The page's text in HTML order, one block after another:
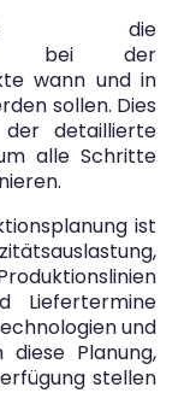
die
bei der
wann und in
sollen. Dies
detaillierte
alle Schritte
ist
Liefertermine
und
diese Planung,
stellen